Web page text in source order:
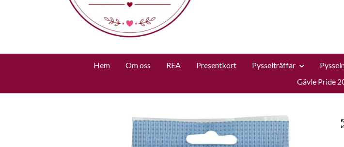
Hem Om oss REA Presentkort Pysselträffar
Gävle Pride